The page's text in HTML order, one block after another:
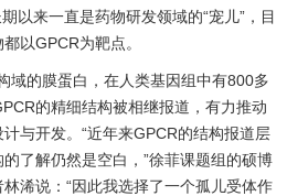
以来一直是药物研发领域的“宠儿”，目
以GPCR为靶点。
域的膜蛋白，在人类基因组中有800多
的精细结构被相继报道，有力推动
与开发。“近年来GPCR的结构报道层
了解仍然是空白，”徐菲课题组的硕博
浠说：“因此我选择了一个孤儿受体作